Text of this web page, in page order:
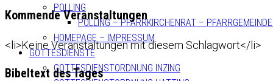
POLLING
POLLING – PFARRKIRCHENRAT –
HOMEPAGE – IMPRESSUM
GOTTESDIENSTE
GOTTESDIENSTORDNUNG INZING
Kommende Veranstaltungen
<li>Keine Veranstaltungen mit diesem Schlagwort</li>
Bibeltext des Tages